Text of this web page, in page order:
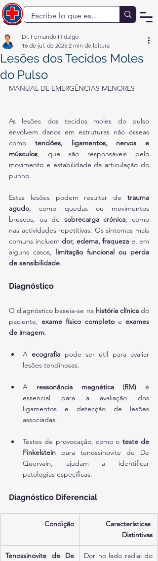
Lesões dos Tecidos Moles
do Pulso
Dr. Fernando Hidalgo
16 de jul. de 2025 2 min de leitura
MANUAL DE EMERGÊNCIAS MENORES
As lesões dos tecidos moles do pulso
envolvem danos em estruturas não ósseas
como tendões, ligamentos, nervos e
músculos, que são responsáveis pelo
movimento e estabilidade da articulação do
punho.
Estas lesões podem resultar de trauma
agudo, como quedas ou movimentos
bruscos, ou de sobrecarga crónica, como
nas actividades repetitivas. Os sintomas mais
comuns incluem dor, edema, fraqueza e, em
alguns casos, limitação funcional ou perda
de sensibilidade.
Diagnóstico
O diagnóstico baseia-se na história clínica do
paciente, exame físico completo e exames
de imagem.
A ecografia pode ser útil para avaliar
lesões tendinosas.
A ressonância magnética (RM) é
essencial para a avaliação dos
ligamentos e detecção de lesões
associadas.
Testes de provocação, como o teste de
Finkelstein para tenossinovite de De
Quervain, ajudam a identificar
patologias específicas.
Diagnóstico Diferencial
Condição
Características
Distintivas
Tenossinovite de De
Dor no lado radial do